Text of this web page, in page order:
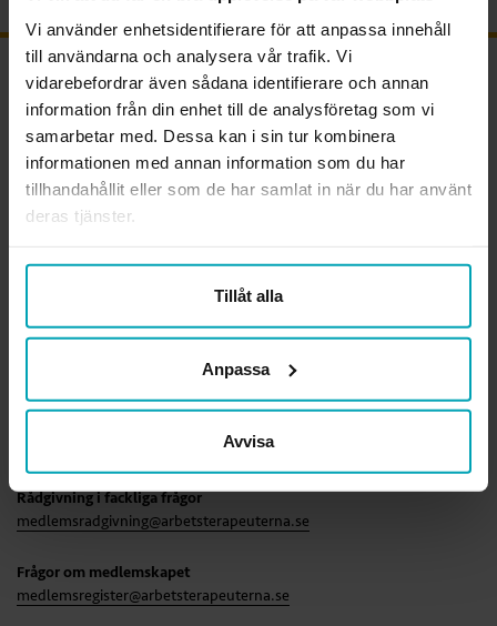
Vi använder enhetsidentifierare för att anpassa innehåll
till användarna och analysera vår trafik. Vi
vidarebefordrar även sådana identifierare och annan
information från din enhet till de analysföretag som vi
samarbetar med. Dessa kan i sin tur kombinera
informationen med annan information som du har
tillhandahållit eller som de har samlat in när du har använt
deras tjänster.
Tillåt alla
Anpassa
Avvisa
OM FÖRBUNDET
Sveriges Arbetsterapeuter är den enda fackliga organisationen som
kan arbetsterapi. Vi är förbundet för alla legitimerade
arbetsterapeuter och arbetsterapeutstudenter. Tillsammans visar vi
värdet av arbetsterapi och av ett hälsofrämjande arbetsliv för alla
arbetsterapeuter.
Ansvarig utgivare webben
Org.nr.814000-3289
Läs mer om förbundet
Rådgivning i fackliga frågor
medlemsradgivning@arbetsterapeuterna.se
Frågor om medlemskapet
medlemsregister@arbetsterapeuterna.se